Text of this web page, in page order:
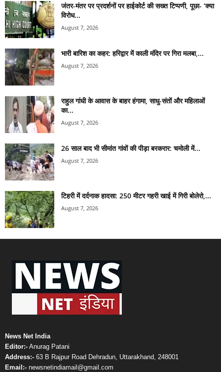
जंतर-मंतर पर प्रदर्शनों पर हाईकोर्ट की सख्त टिप्पणी, पूछा- ‘क्या
विरोध...
August 7, 2026
भारी बारिश का कहर: हरिद्वार में काली मंदिर पर गिरा मलबा,...
August 7, 2026
राहुल गांधी के आवास के बाहर हंगामा, साधु-संतों और महिलाओं
का...
August 7, 2026
26 साल बाद भी सीमांत गांवों की पीड़ा बरकरार: चमोली में...
August 7, 2026
टिहरी में दर्दनाक हादसा: 250 मीटर गहरी खाई में गिरी बोलेरो,...
August 7, 2026
News Net India
Editor:- Anurag Patani
Address:- 63 B Rajpur Road Dehradun, Uttarakhand, 248001
Email:- newsnetindiamail@gmail.com